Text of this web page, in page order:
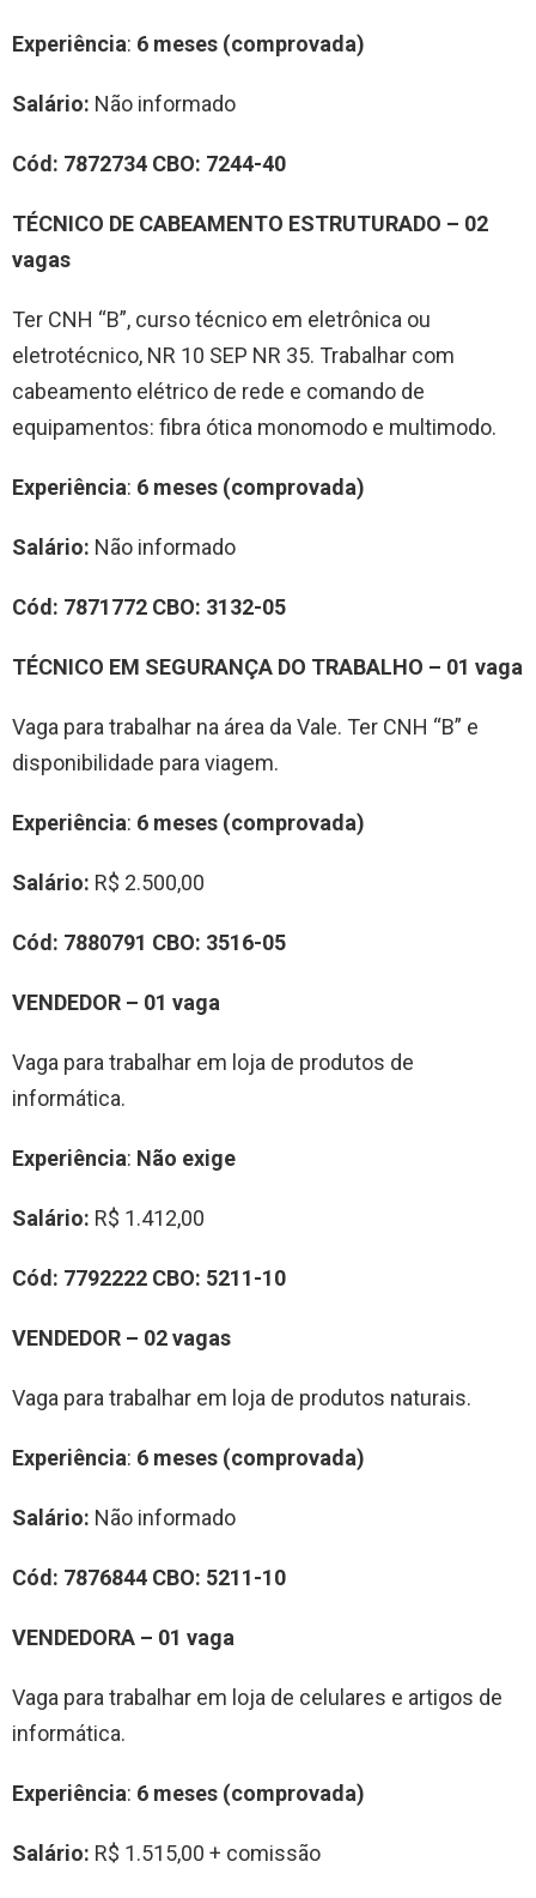
Experiência: 6 meses (comprovada)
Salário: Não informado
Cód: 7872734 CBO: 7244-40
TÉCNICO DE CABEAMENTO ESTRUTURADO – 02
vagas
Ter CNH “B”, curso técnico em eletrônica ou
eletrotécnico, NR 10 SEP NR 35. Trabalhar com
cabeamento elétrico de rede e comando de
equipamentos: fibra ótica monomodo e multimodo.
Experiência: 6 meses (comprovada)
Salário: Não informado
Cód: 7871772 CBO: 3132-05
TÉCNICO EM SEGURANÇA DO TRABALHO – 01 vaga
Vaga para trabalhar na área da Vale. Ter CNH “B” e
disponibilidade para viagem.
Experiência: 6 meses (comprovada)
Salário: R$ 2.500,00
Cód: 7880791 CBO: 3516-05
VENDEDOR – 01 vaga
Vaga para trabalhar em loja de produtos de
informática.
Experiência: Não exige
Salário: R$ 1.412,00
Cód: 7792222 CBO: 5211-10
VENDEDOR – 02 vagas
Vaga para trabalhar em loja de produtos naturais.
Experiência: 6 meses (comprovada)
Salário: Não informado
Cód: 7876844 CBO: 5211-10
VENDEDORA – 01 vaga
Vaga para trabalhar em loja de celulares e artigos de
informática.
Experiência: 6 meses (comprovada)
Salário: R$ 1.515,00 + comissão